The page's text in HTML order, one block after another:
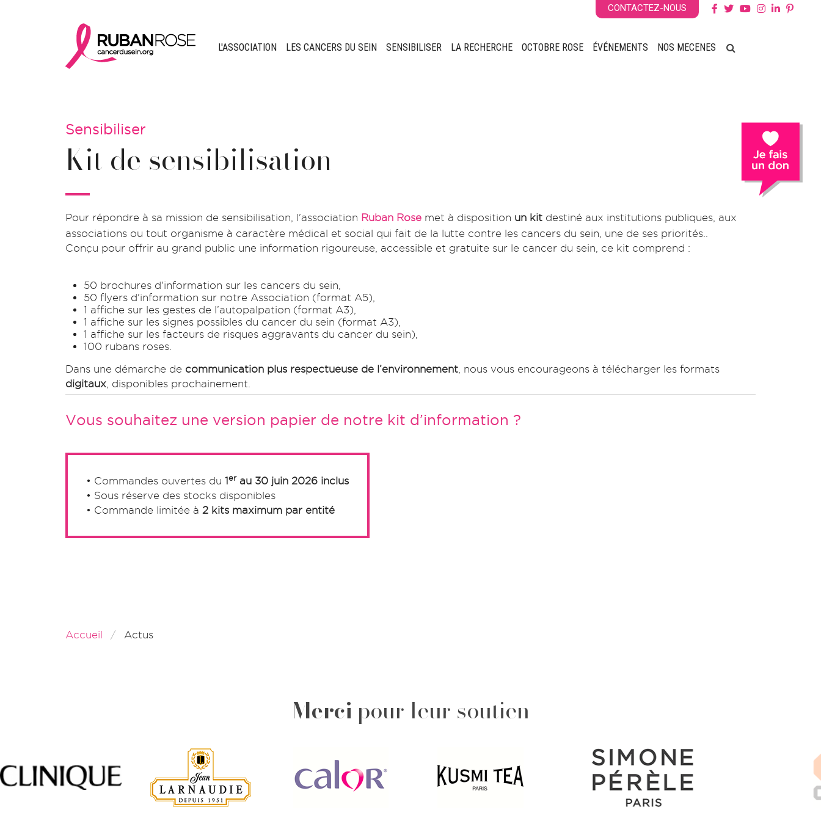
CONTACTEZ-NOUS
L'ASSOCIATION LES CANCERS DU SEIN SENSIBILISER LA RECHERCHE OCTOBRE ROSE ÉVÉNEMENTS NOS MECENES
Sensibiliser
Kit de sensibilisation
Pour répondre à sa mission de sensibilisation, l'association Ruban Rose met à disposition un kit destiné aux institutions publiques, aux
associations ou tout organisme à caractère médical et social qui fait de la lutte contre les cancers du sein, une de ses priorités..
Conçu pour offrir au grand public une information rigoureuse, accessible et gratuite sur le cancer du sein, ce kit comprend :
50 brochures d'information sur les cancers du sein,
50 flyers d'information sur notre Association (format A5),
1 affiche sur les gestes de l’autopalpation (format A3),
1 affiche sur les signes possibles du cancer du sein (format A3),
1 affiche sur les facteurs de risques aggravants du cancer du sein),
100 rubans roses.
Dans une démarche de communication plus respectueuse de l’environnement , nous vous encourageons à télécharger les formats
digitaux , disponibles prochainement.
Vous souhaitez une version papier de notre kit d’information ?
• Commandes ouvertes du 1erau 30 juin 2026 inclus
• Sous réserve des stocks disponibles
• Commande limitée à 2 kits maximum par entité
Accueil Actus
Merci pour leur soutien